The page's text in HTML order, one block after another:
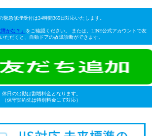
緊急修理受付は24時間365日対応いたします。
かな？」
をご確認ください。 または、LINE公式アカウントで友
ただくと、自動ドアの故障診断ができます。
休日の出動は割増料金となります。
（保守契約先は特別料金にて対応）